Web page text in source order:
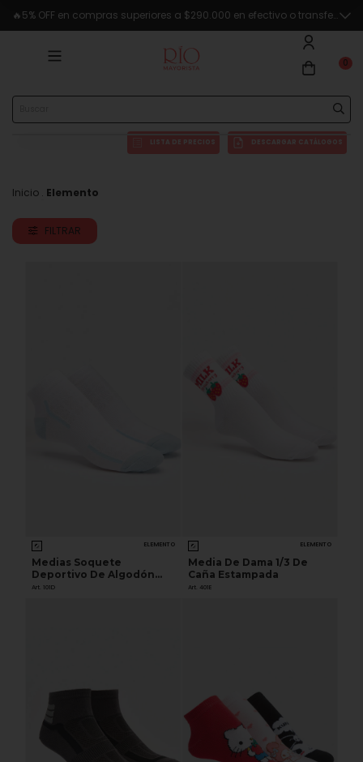
🔥5% OFF en compras superiores a $290.000 en efectivo o transferencia
0
LISTA DE PRECIOS DESCARGAR CATÁLOGOS
Inicio . Elemento
FILTRAR
ELEMENTO
Medias Soquete
Deportivo De Algodón
Mujer
Art. 101D
ELEMENTO
Media De Dama 1/3 De
Caña Estampada
Art. 401E